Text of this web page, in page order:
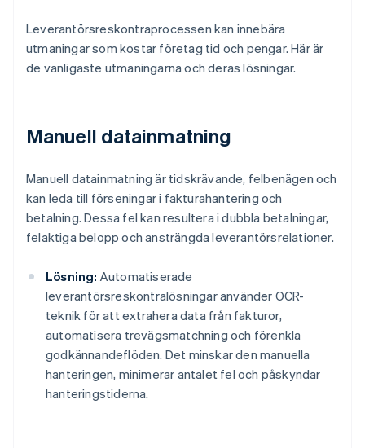
Leverantörsreskontraprocessen kan innebära
utmaningar som kostar företag tid och pengar. Här är
de vanligaste utmaningarna och deras lösningar.
Manuell datainmatning
Manuell datainmatning är tidskrävande, felbenägen och
kan leda till förseningar i fakturahantering och
betalning. Dessa fel kan resultera i dubbla betalningar,
felaktiga belopp och ansträngda leverantörsrelationer.
Lösning: Automatiserade
leverantörsreskontralösningar använder OCR-
teknik för att extrahera data från fakturor,
automatisera trevägsmatchning och förenkla
godkännandeflöden. Det minskar den manuella
hanteringen, minimerar antalet fel och påskyndar
hanteringstiderna.